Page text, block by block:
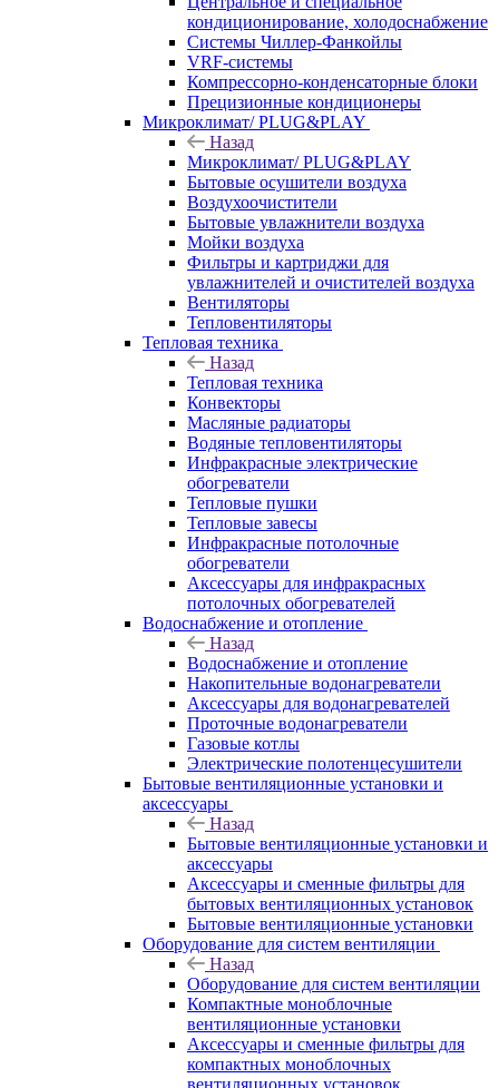
кондиционирование, холодоснабжение
Системы Чиллер-Фанкойлы
VRF-системы
Компрессорно-конденсаторные блоки
Прецизионные кондиционеры
Микроклимат/ PLUG&PLAY
Назад
Микроклимат/ PLUG&PLAY
Бытовые осушители воздуха
Воздухоочистители
Бытовые увлажнители воздуха
Мойки воздуха
Фильтры и картриджи для
увлажнителей и очистителей воздуха
Вентиляторы
Тепловентиляторы
Тепловая техника
Назад
Тепловая техника
Конвекторы
Масляные радиаторы
Водяные тепловентиляторы
Инфракрасные электрические
обогреватели
Тепловые пушки
Тепловые завесы
Инфракрасные потолочные
обогреватели
Аксессуары для инфракрасных
потолочных обогревателей
Водоснабжение и отопление
Назад
Водоснабжение и отопление
Накопительные водонагреватели
Аксессуары для водонагревателей
Проточные водонагреватели
Газовые котлы
Электрические полотенцесушители
Бытовые вентиляционные установки и
аксессуары
Назад
Бытовые вентиляционные установки и
аксессуары
Аксессуары и сменные фильтры для
бытовых вентиляционных установок
Бытовые вентиляционные установки
Оборудование для систем вентиляции
Назад
Оборудование для систем вентиляции
Компактные моноблочные
вентиляционные установки
Аксессуары и сменные фильтры для
компактных моноблочных
вентиляционных установок